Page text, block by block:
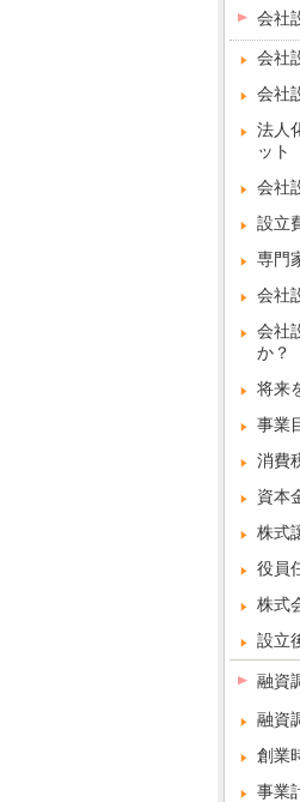
会社
会社
会社
法人
ット
会社
設立
専門
会社
会社
か？
将来
事業
消費
資本
株式
役員
株式
設立
融資
融資
創業
事業